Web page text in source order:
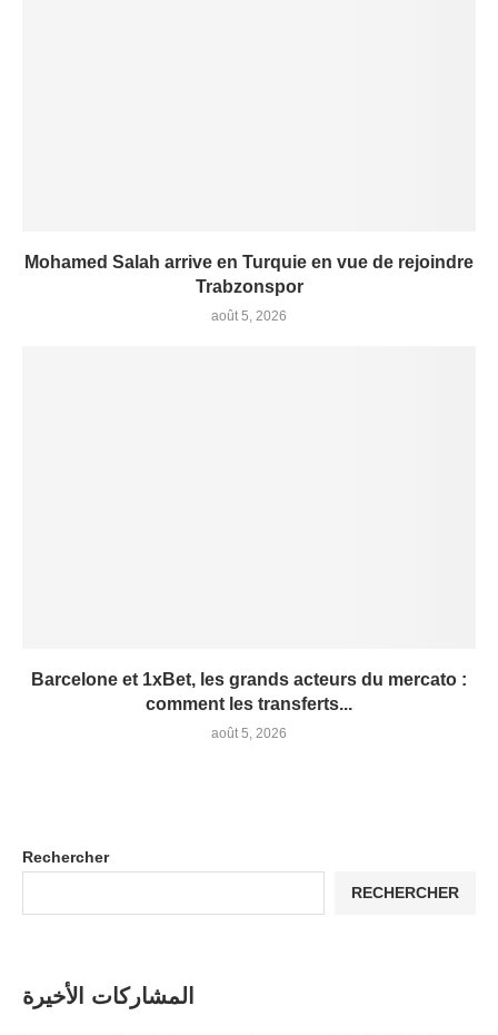
Mohamed Salah arrive en Turquie en vue de rejoindre
Trabzonspor
août 5, 2026
Barcelone et 1xBet, les grands acteurs du mercato :
comment les transferts...
août 5, 2026
Rechercher
RECHERCHER
المشاركات الأخيرة